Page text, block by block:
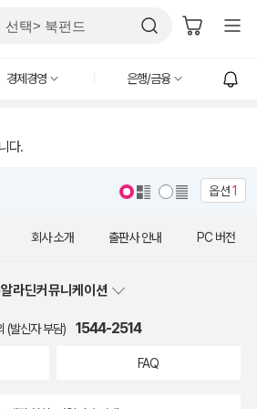
경제경영 은행/금융
다.
옵션1
회사 소개 출판사 안내 PC 버전
라딘커뮤니케이션
(발신자 부담) 1544-2514
FAQ